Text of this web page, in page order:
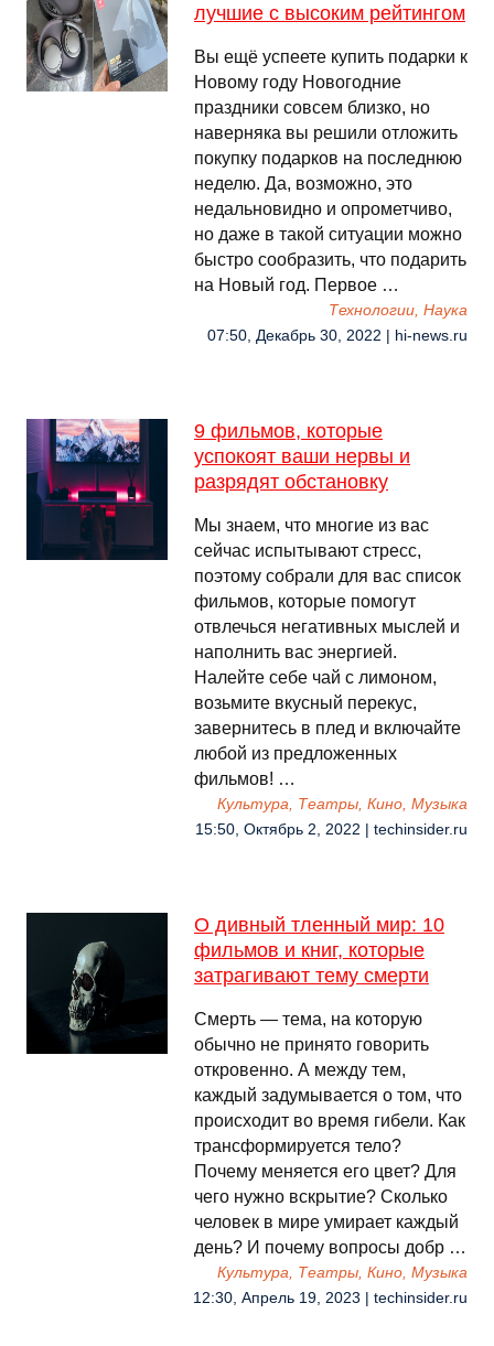
лучшие с высоким рейтингом
Вы ещё успеете купить подарки к
Новому году Новогодние
праздники совсем близко, но
наверняка вы решили отложить
покупку подарков на последнюю
неделю. Да, возможно, это
недальновидно и опрометчиво,
но даже в такой ситуации можно
быстро сообразить, что подарить
на Новый год. Первое …
Технологии, Наука
07:50, Декабрь 30, 2022 | hi-news.ru
9 фильмов, которые
успокоят ваши нервы и
разрядят обстановку
Мы знаем, что многие из вас
сейчас испытывают стресс,
поэтому собрали для вас список
фильмов, которые помогут
отвлечься негативных мыслей и
наполнить вас энергией.
Налейте себе чай с лимоном,
возьмите вкусный перекус,
завернитесь в плед и включайте
любой из предложенных
фильмов! …
Культура, Театры, Кино, Музыка
15:50, Октябрь 2, 2022 | techinsider.ru
О дивный тленный мир: 10
фильмов и книг, которые
затрагивают тему смерти
Смерть — тема, на которую
обычно не принято говорить
откровенно. А между тем,
каждый задумывается о том, что
происходит во время гибели. Как
трансформируется тело?
Почему меняется его цвет? Для
чего нужно вскрытие? Сколько
человек в мире умирает каждый
день? И почему вопросы добр …
Культура, Театры, Кино, Музыка
12:30, Апрель 19, 2023 | techinsider.ru